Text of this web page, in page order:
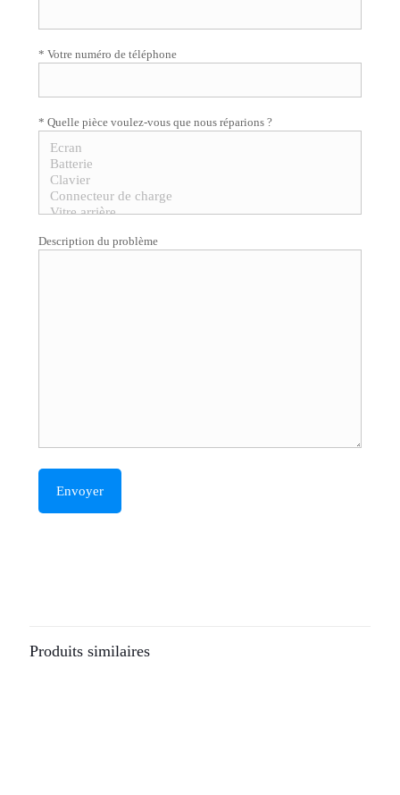
* Votre numéro de téléphone
* Quelle pièce voulez-vous que nous réparions ?
Description du problème
Produits similaires